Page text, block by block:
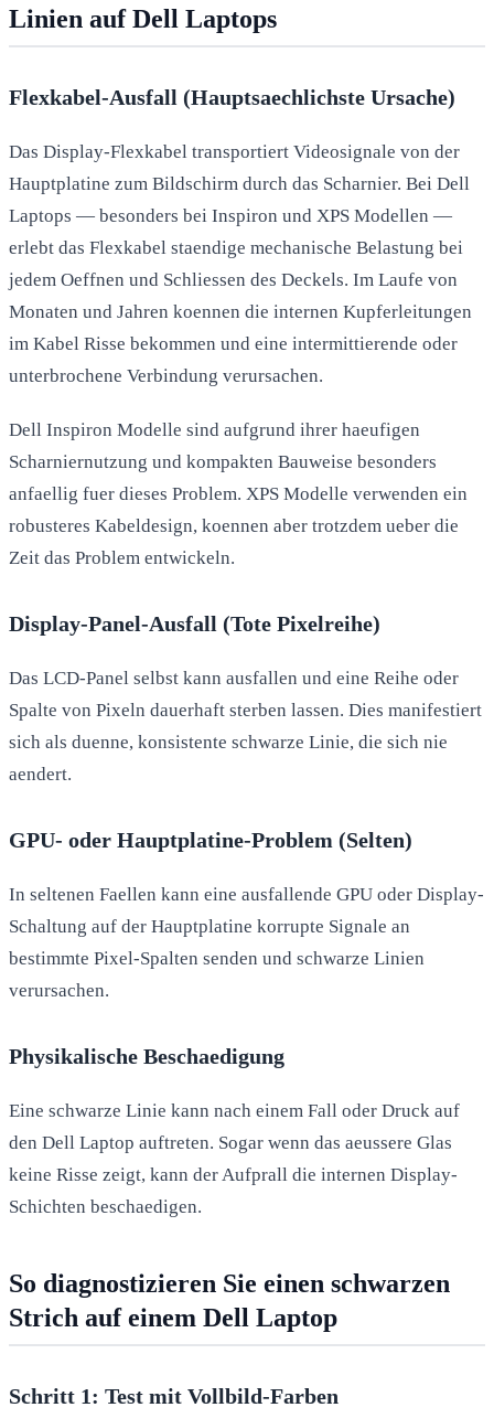
Linien auf Dell Laptops
Flexkabel-Ausfall (Hauptsaechlichste Ursache)
Das Display-Flexkabel transportiert Videosignale von der
Hauptplatine zum Bildschirm durch das Scharnier. Bei Dell
Laptops — besonders bei Inspiron und XPS Modellen —
erlebt das Flexkabel staendige mechanische Belastung bei
jedem Oeffnen und Schliessen des Deckels. Im Laufe von
Monaten und Jahren koennen die internen Kupferleitungen
im Kabel Risse bekommen und eine intermittierende oder
unterbrochene Verbindung verursachen.
Dell Inspiron Modelle sind aufgrund ihrer haeufigen
Scharniernutzung und kompakten Bauweise besonders
anfaellig fuer dieses Problem. XPS Modelle verwenden ein
robusteres Kabeldesign, koennen aber trotzdem ueber die
Zeit das Problem entwickeln.
Display-Panel-Ausfall (Tote Pixelreihe)
Das LCD-Panel selbst kann ausfallen und eine Reihe oder
Spalte von Pixeln dauerhaft sterben lassen. Dies manifestiert
sich als duenne, konsistente schwarze Linie, die sich nie
aendert.
GPU- oder Hauptplatine-Problem (Selten)
In seltenen Faellen kann eine ausfallende GPU oder Display-
Schaltung auf der Hauptplatine korrupte Signale an
bestimmte Pixel-Spalten senden und schwarze Linien
verursachen.
Physikalische Beschaedigung
Eine schwarze Linie kann nach einem Fall oder Druck auf
den Dell Laptop auftreten. Sogar wenn das aeussere Glas
keine Risse zeigt, kann der Aufprall die internen Display-
Schichten beschaedigen.
So diagnostizieren Sie einen schwarzen
Strich auf einem Dell Laptop
Schritt 1: Test mit Vollbild-Farben